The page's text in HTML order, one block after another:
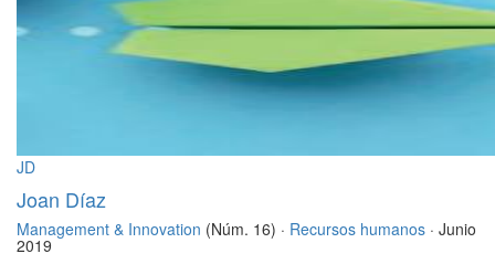
JD
Joan Díaz
Management & Innovation (Núm. 16) · Recursos humanos · Junio
2019